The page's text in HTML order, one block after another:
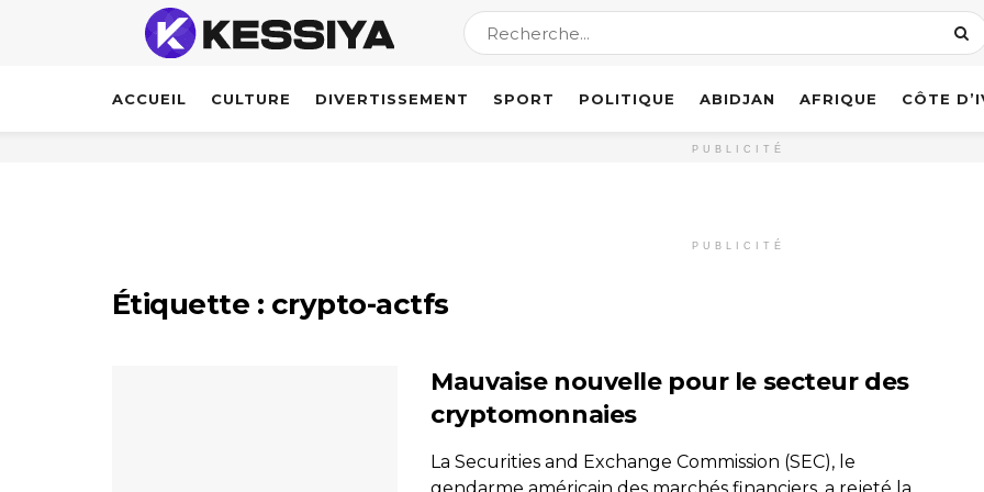
ACCUEIL CULTURE DIVERTISSEMENT SPORT POLITIQUE ABIDJAN AFRIQUE CÔTE
PUBLICITÉ
PUBLICITÉ
Étiquette : crypto-actfs
Mauvaise nouvelle pour le secteur des
cryptomonnaies
La Securities and Exchange Commission (SEC), le